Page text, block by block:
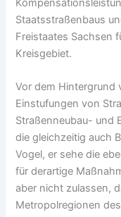
Staatsstraßenbaus
Freistaates Sachsen
Kreisgebiet.
Vor dem Hintergrund
Einstufungen von
Straßenneubau- und
die gleichzeitig auch
Vogel, er sehe die
für derartige
aber nicht zulassen,
Metropolregionen